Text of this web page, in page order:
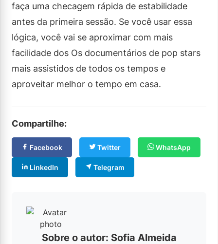
faça uma checagem rápida de estabilidade
antes da primeira sessão. Se você usar essa
lógica, você vai se aproximar com mais
facilidade dos Os documentários de pop stars
mais assistidos de todos os tempos e
aproveitar melhor o tempo em casa.
Compartilhe:
Facebook Twitter WhatsApp
LinkedIn Telegram
Sobre o autor: Sofia Almeida